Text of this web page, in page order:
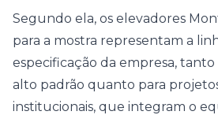
Segundo ela, os elevadores
para a mostra representam a
especificação da empresa, tanto
alto padrão quanto para
institucionais, que integram o